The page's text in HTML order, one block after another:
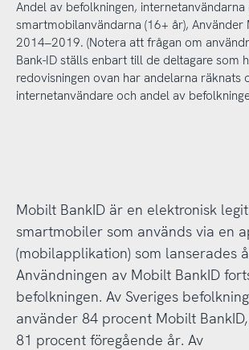
Andel av befolkningen, internetanvändarna
smartmobilanvändarna (16+ år), Använder
2014–2019. (Notera att frågan om
Bank-ID ställs enbart till de deltagare som
redovisningen ovan har andelarna räknats
internetanvändare och andel av
Mobilt BankID är en elektronisk
smartmobiler som används via en
(mobilapplikation) som lanserades
Användningen av Mobilt BankID
befolkningen. Av Sveriges
använder 84 procent Mobilt
81 procent föregående år. Av